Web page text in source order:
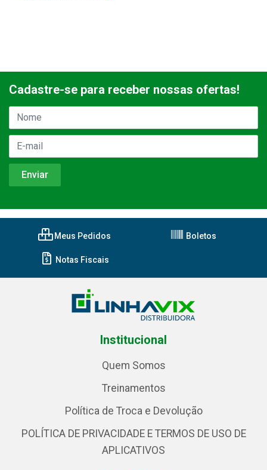
Cadastre-se para receber nossas ofertas!
Meus Pedidos Boletos
Notas Fiscais
Institucional
Quem Somos
Treinamentos
Política de Troca e Devolução
POLÍTICA DE PRIVACIDADE E TERMOS DE USO DE
APLICATIVOS